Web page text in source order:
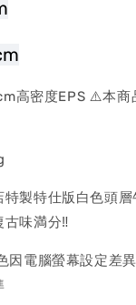
高密度EPS ⚠️本商
製特仕版白色頭層
古味満分‼
電腦螢幕設定差